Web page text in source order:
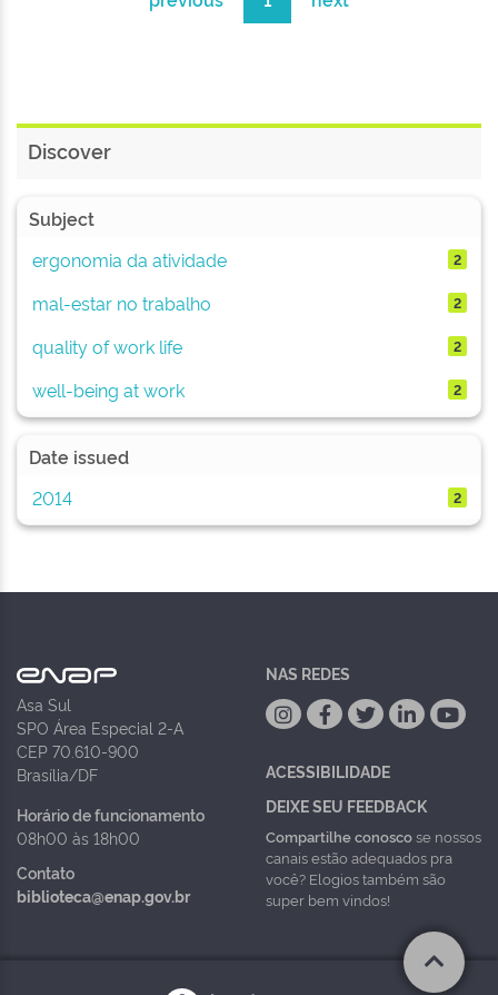
Discover
Subject
ergonomia da atividade
2
mal-estar no trabalho 2
quality of work life 2
well-being at work 2
Date issued
2014
2
Asa Sul
SPO Área Especial 2-A
CEP 70.610-900
Brasília/DF
Horário de funcionamento
08h00 às 18h00
Contato
biblioteca@enap.gov.br
NAS REDES
ACESSIBILIDADE
DEIXE SEU FEEDBACK
Compartilhe conoscose nossos
canais estão adequados pra
você? Elogios também são
super bem vindos!